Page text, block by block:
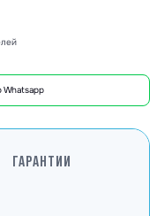
Whatsapp
ГАРАНТИИ